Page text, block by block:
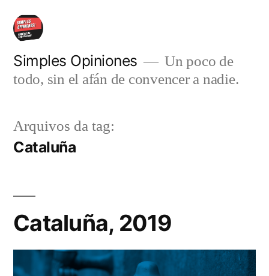
Pular
para
conteúdo
Simples Opiniones
Un poco de
todo, sin el afán de convencer a nadie.
Arquivos da tag:
Cataluña
Cataluña, 2019